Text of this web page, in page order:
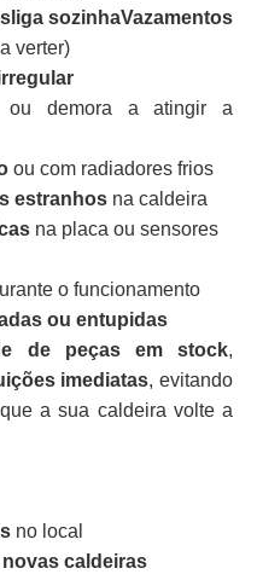
sozinhaVazamentos
verter)
demora a atingir a
ou com radiadores frios
estranhos na caldeira
na placa ou sensores
o funcionamento
ou entupidas
de peças em stock,
imediatas, evitando
a sua caldeira volte a
no local
caldeiras